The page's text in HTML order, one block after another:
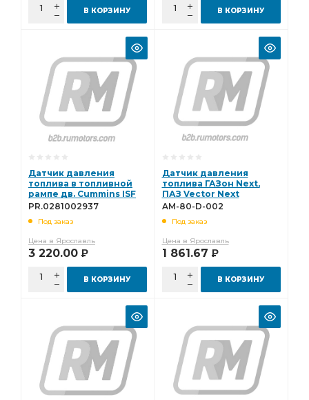
В КОРЗИНУ В КОРЗИНУ
Датчик давления
топлива в топливной
рампе дв. Cummins ISF
3.8 PR.0281002937
PR.0281002937
Под заказ
Цена в Ярославль
3 220.00 Р
В КОРЗИНУ
Датчик давления
топлива ГАЗон Next,
ПАЗ Vector Next
дв.534/536 MAN
АМ AM-80-D-002
AM-80-D-002
Под заказ
Цена в Ярославль
1 861.67 Р
В КОРЗИНУ